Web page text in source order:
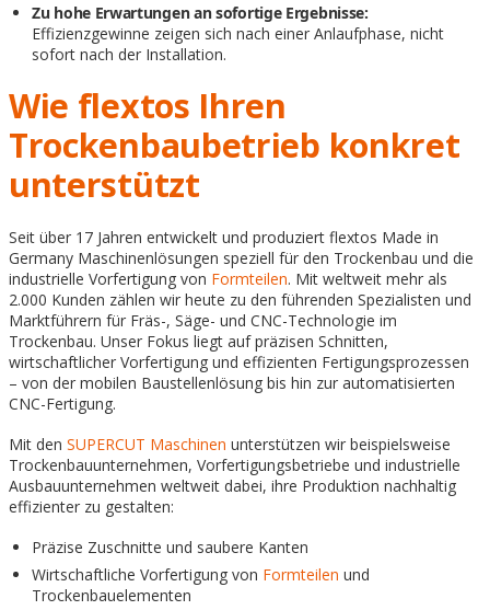
Zu hohe Erwartungen an sofortige Ergebnisse:
Effizienzgewinne zeigen sich nach einer Anlaufphase, nicht
sofort nach der Installation.
Wie flextos Ihren
Trockenbaubetrieb konkret
unterstützt
Seit über 17 Jahren entwickelt und produziert flextos Made in
Germany Maschinenlösungen speziell für den Trockenbau und die
industrielle Vorfertigung von Formteilen. Mit weltweit mehr als
2.000 Kunden zählen wir heute zu den führenden Spezialisten und
Marktführern für Fräs-, Säge- und CNC-Technologie im
Trockenbau. Unser Fokus liegt auf präzisen Schnitten,
wirtschaftlicher Vorfertigung und effizienten Fertigungsprozessen
– von der mobilen Baustellenlösung bis hin zur automatisierten
CNC-Fertigung.
Mit den SUPERCUT Maschinen unterstützen wir beispielsweise
Trockenbauunternehmen, Vorfertigungsbetriebe und industrielle
Ausbauunternehmen weltweit dabei, ihre Produktion nachhaltig
effizienter zu gestalten:
Präzise Zuschnitte und saubere Kanten
Wirtschaftliche Vorfertigung von Formteilen und
Trockenbauelementen